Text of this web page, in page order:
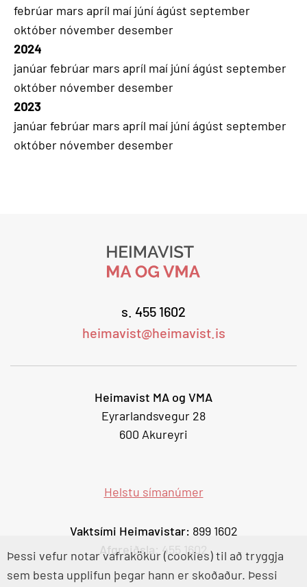
febrúar mars apríl maí júníágúst september
október nóvember desember
2024
janúarfebrúar mars apríl maí júníágúst september
október nóvember desember
2023
janúarfebrúar mars apríl maí júníágúst september
október nóvember desember
s. 455 1602
heimavist@heimavist.is
Heimavist MA og VMA
Eyrarlandsvegur 28
600 Akureyri
Helstu símanúmer
Vaktsími Heimavistar: 899 1602
Afgreiðsla : 455 1602
Þessi vefur notar vafrakökur (cookies) til að tryggja
sem besta upplifun þegar hann er skoðaður. Þessi